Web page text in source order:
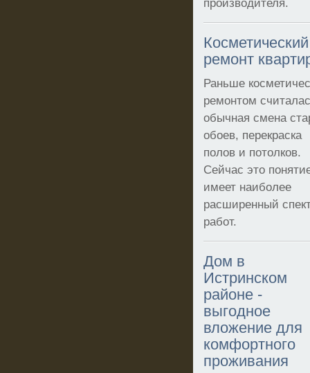
производителя.
Косметический
ремонт
Раньше
ремонтом
обычная смена
обоев, перекраска
полов и потолков.
Сейчас это
имеет наиболее
расширенный
работ.
Дом в
Истринском
районе -
выгодное
вложение для
комфортного
проживания